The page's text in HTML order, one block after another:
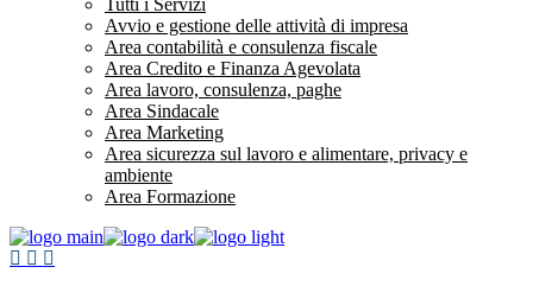
Avvio e gestione delle attività di impresa
Area contabilità e consulenza fiscale
Area Credito e Finanza Agevolata
Area lavoro, consulenza, paghe
Area Sindacale
Area Marketing
Area sicurezza sul lavoro e alimentare, privacy e
ambiente
Area Formazione